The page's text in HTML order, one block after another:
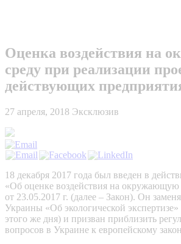
Оценка воздействия на
среду при реализации
действующих
27 апреля, 2018 Эксклюзив
18 декабря 2017 года был введен в
«Об оценке воздействия на
от 23.05.2017 г. (далее – Закон). Он
Украины «Об экологической
этого же дня) и призван приблизить
вопросов в Украине к европейскому